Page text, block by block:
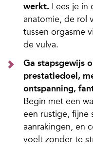
werkt. Lees je in
anatomie, de rol
tussen orgasme
de vulva.
Ga stapsgewijs
prestatiedoel,
ontspanning,
Begin met een
een rustige, fijne
aanrakingen, en
voelt zonder te